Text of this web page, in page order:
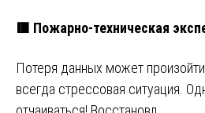
🟥 Пожарно-техническая
Потеря данных может
всегда стрессовая ситуация.